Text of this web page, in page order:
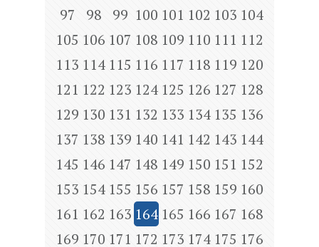
97
98 99 100 101 102 103 104
105 106 107 108 109 110 111 112
113 114 115 116 117 118 119 120
121 122 123 124 125 126 127 128
129 130 131 132 133 134 135 136
137 138 139 140 141 142 143 144
145 146 147 148 149 150 151 152
153 154 155 156 157 158 159 160
161 162 163 164 165 166 167 168
169 170 171 172 173 174 175 176